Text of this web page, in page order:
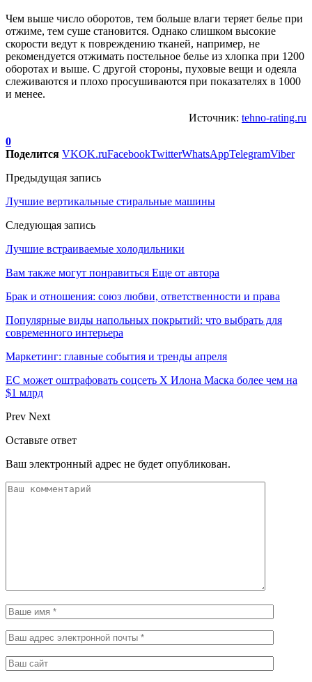
Чем выше число оборотов, тем больше влаги теряет белье при
отжиме, тем суше становится. Однако слишком высокие
скорости ведут к повреждению тканей, например, не
рекомендуется отжимать постельное белье из хлопка при 1200
оборотах и выше. С другой стороны, пуховые вещи и одеяла
слеживаются и плохо просушиваются при показателях в 1000
и менее.
Источник: tehno-rating.ru
0
Поделится VKOK.ruFacebookTwitterWhatsAppTelegramViber
Предыдущая запись
Лучшие вертикальные стиральные машины
Следующая запись
Лучшие встраиваемые холодильники
Вам также могут понравиться Еще от автора
Брак и отношения: союз любви, ответственности и права
Популярные виды напольных покрытий: что выбрать для
современного интерьера
Маркетинг: главные события и тренды апреля
ЕС может оштрафовать соцсеть X Илона Маска более чем на
$1 млрд
Prev Next
Оставьте ответ
Ваш электронный адрес не будет опубликован.